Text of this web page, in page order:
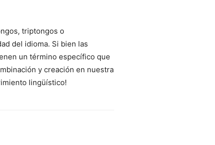
triptongos o
del idioma. Si bien las
un término específico que
y creación en nuestra
lingüístico!